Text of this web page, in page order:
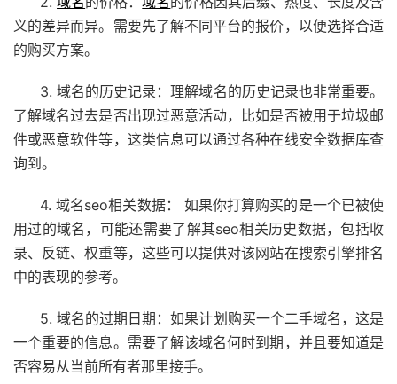
义的差异而异。需要先了解不同平台的报价，以便选择合适
的购买方案。
3. 域名的历史记录：理解域名的历史记录也非常重要。
了解域名过去是否出现过恶意活动，比如是否被用于垃圾邮
件或恶意软件等，这类信息可以通过各种在线安全数据库查
询到。
4. 域名seo相关数据： 如果你打算购买的是一个已被使
用过的域名，可能还需要了解其seo相关历史数据，包括收
录、反链、权重等，这些可以提供对该网站在搜索引擎排名
中的表现的参考。
5. 域名的过期日期：如果计划购买一个二手域名，这是
一个重要的信息。需要了解该域名何时到期，并且要知道是
否容易从当前所有者那里接手。